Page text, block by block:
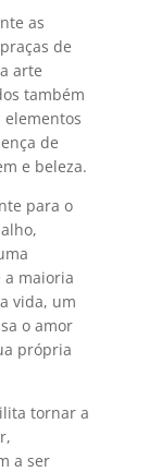
as
de
arte
também
elementos
de
e beleza.
para o
a maioria
vida, um
o amor
própria
tornar a
a ser